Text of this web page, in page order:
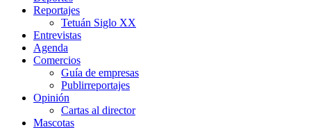
Reportajes
Tetuán Siglo XX
Entrevistas
Agenda
Comercios
Guía de empresas
Publirreportajes
Opinión
Cartas al director
Mascotas